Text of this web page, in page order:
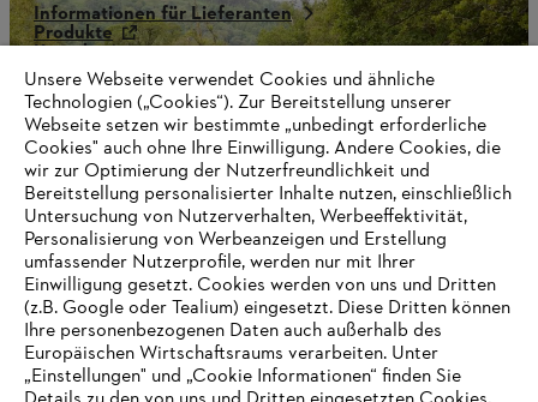
Informationen für Lieferanten
Produkte
Kontakt
Karriere
Hinweisgebersystem
Unsere Webseite verwendet Cookies und ähnliche
Technologien („Cookies“). Zur Bereitstellung unserer
Webseite setzen wir bestimmte „unbedingt erforderliche
Cookies" auch ohne Ihre Einwilligung. Andere Cookies, die
wir zur Optimierung der Nutzerfreundlichkeit und
Bereitstellung personalisierter Inhalte nutzen, einschließlich
Untersuchung von Nutzerverhalten, Werbeeffektivität,
Personalisierung von Werbeanzeigen und Erstellung
umfassender Nutzerprofile, werden nur mit Ihrer
Einwilligung gesetzt. Cookies werden von uns und Dritten
(z.B. Google oder Tealium) eingesetzt. Diese Dritten können
Ihre personenbezogenen Daten auch außerhalb des
Europäischen Wirtschaftsraums verarbeiten. Unter
„Einstellungen" und „Cookie Informationen“ finden Sie